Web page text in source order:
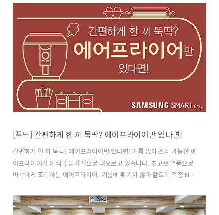
쳐졌을까요? 나눔워킹 페스티벌을 본격적으로 즐기기 전에 잠깐! 스마
트시티 임직원은 물론 지역민들까지 함께 하는 이 축제는 참여만으로도
봉사 시간이 적립되니 그야말로 아이도 좋고 부모도 좋은 가족 모두가
즐거운 축제라는 점, 기억하세요! 우리 지역의 재주 많은 학생들이 모두
무대 위에 올랐습니다. 노래면 노래, 춤이면 춤! 구미대학교 치어리더 학
생들의 열정적인 무대로 축제의 열기가 점점 더 뜨거워집니다. 작년에
이어 올해도 개그맨 ..
[푸드] 간편하게 한 끼 뚝딱? 에어프라이어만 있다면!
간편하게 한 끼 뚝딱? 에어프라이어만 있다면! 기름 없이 조리 가능한 에
어프라이어가 이색 주방가전으로 떠오르고 있습니다. 초고온 열풍으로
바삭하게 조리하는 에어프라이어. 기름에 튀기지 않아 칼로리 걱정 NO!
도둑! 맥주도둑! 통삼겹구이 끓는 맥주에 통삼겹을 넣고 30분간 삶은
후, 에어프라이어 190도에 20분간 조리하면 끝! 잠깐! 후추, 소금 간을